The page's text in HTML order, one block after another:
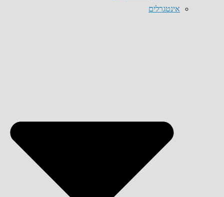
אינטגרלים